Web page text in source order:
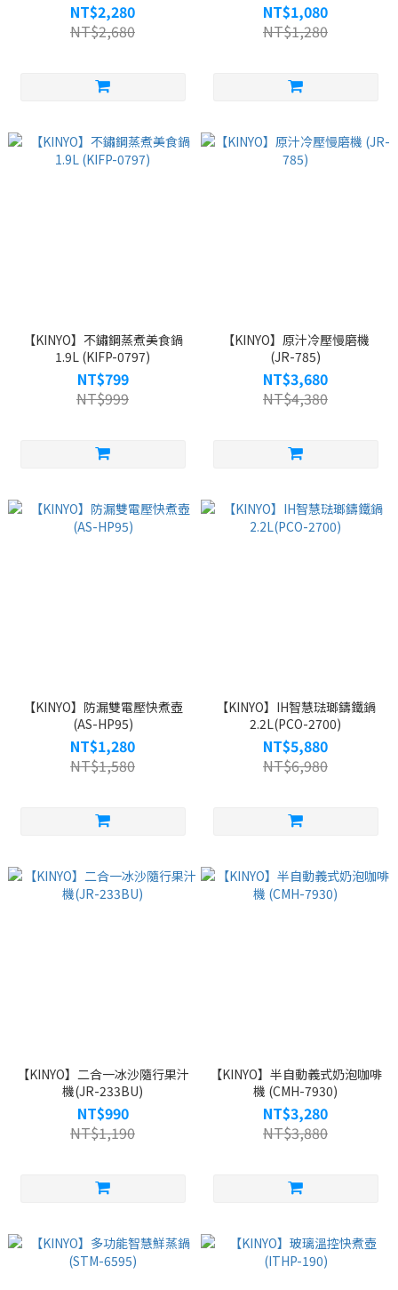
NT$2,280
NT$2,680
NT$1,080
NT$1,280
【KINYO】不鏽鋼蒸煮美食鍋
1.9L (KIFP-0797)
NT$799
NT$999
【KINYO】原汁冷壓慢磨機
(JR-785)
NT$3,680
NT$4,380
【KINYO】防漏雙電壓快煮壺
(AS-HP95)
NT$1,280
NT$1,580
【KINYO】IH智慧琺瑯鑄鐵鍋
2.2L(PCO-2700)
NT$5,880
NT$6,980
【KINYO】二合一冰沙隨行果汁
機(JR-233BU)
NT$990
NT$1,190
【KINYO】半自動義式奶泡咖啡
機 (CMH-7930)
NT$3,280
NT$3,880